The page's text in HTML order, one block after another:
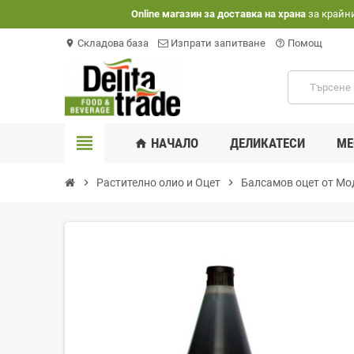
Оnline магазин за доставка на храназа
location_on Складова база Изпрати запитване help_outline Помощ
view_headline home НАЧАЛО ДЕЛИКАТЕСИ
chevron_right Растително олио и Оцет chevron_right Балсамов оцет от